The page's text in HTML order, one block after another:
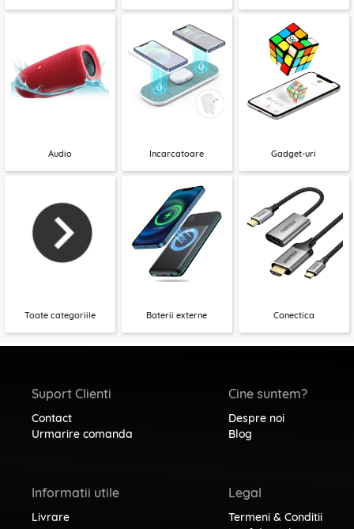
Audio Incarcatoare Gadget-uri
Toate categoriile Baterii externe Conectica
Suport Clienti
Contact
Urmarire comanda
Informatii utile
Livrare
Cine suntem?
Despre noi
Blog
Legal
Termeni & Conditii